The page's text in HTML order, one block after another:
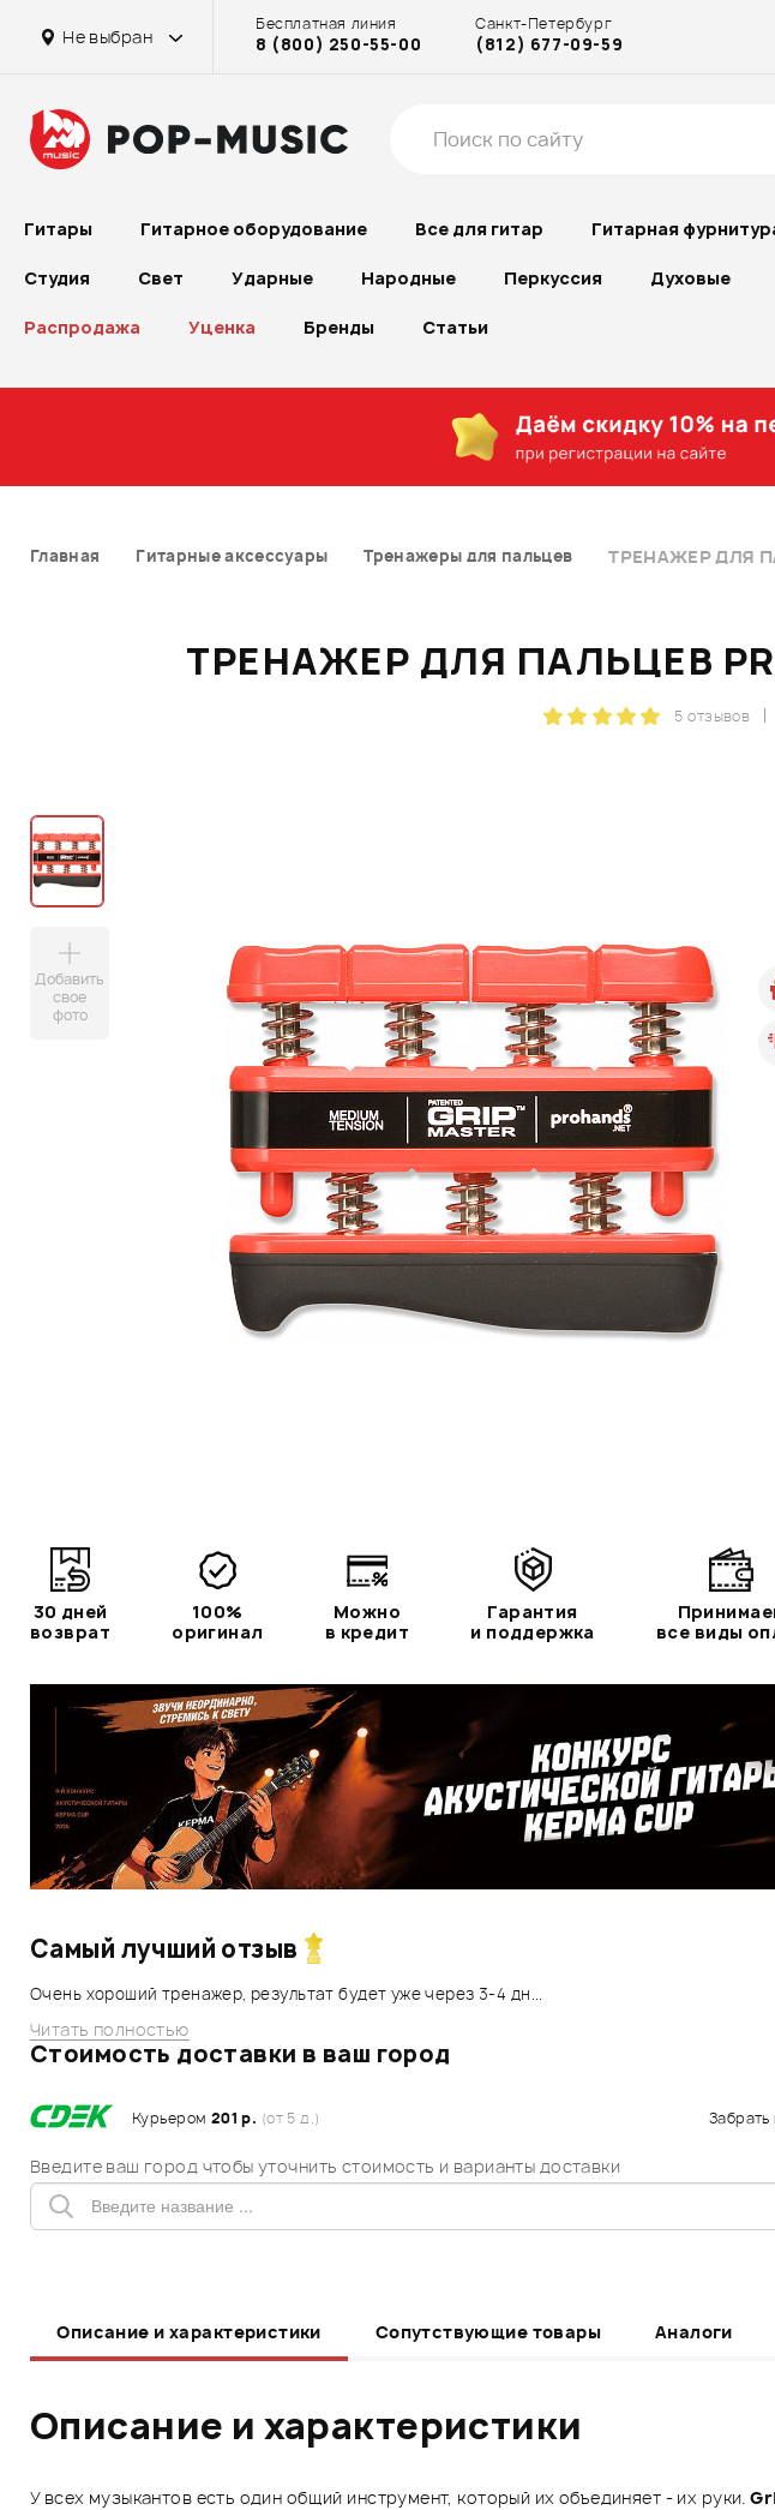
Не выбран
Бесплатная линия
8 (800) 250-55-00
Санкт-Петербург
(812) 677-09-59
Гитары Гитарное оборудование Все для гитар Гитарная
Студия Свет Ударные Народные Перкуссия Духовые
Распродажа Уценка Бренды Статьи
Главная Гитарные аксессуары Тренажеры для пальцев ТРЕНАЖЕР ДЛЯ
ТРЕНАЖЕР ДЛЯ ПАЛЬЦЕВ
5 отзывов
Добавить
свое
фото
30 дней
возврат
100%
оригинал
Можно
в кредит
Гарантия
и поддержка
все виды
Самый лучший отзыв
Очень хороший тренажер, результат будет уже через 3-4 дн...
Читать полностью
Стоимость доставки в ваш город
Курьером 201 р. (от 5 д.)
Введите ваш город чтобы уточнить стоимость и варианты доставки
Описание и характеристики Сопутствующие товары Аналоги
Описание и характеристики
У всех музыкантов есть один общий инструмент, который их объединяет - их руки.